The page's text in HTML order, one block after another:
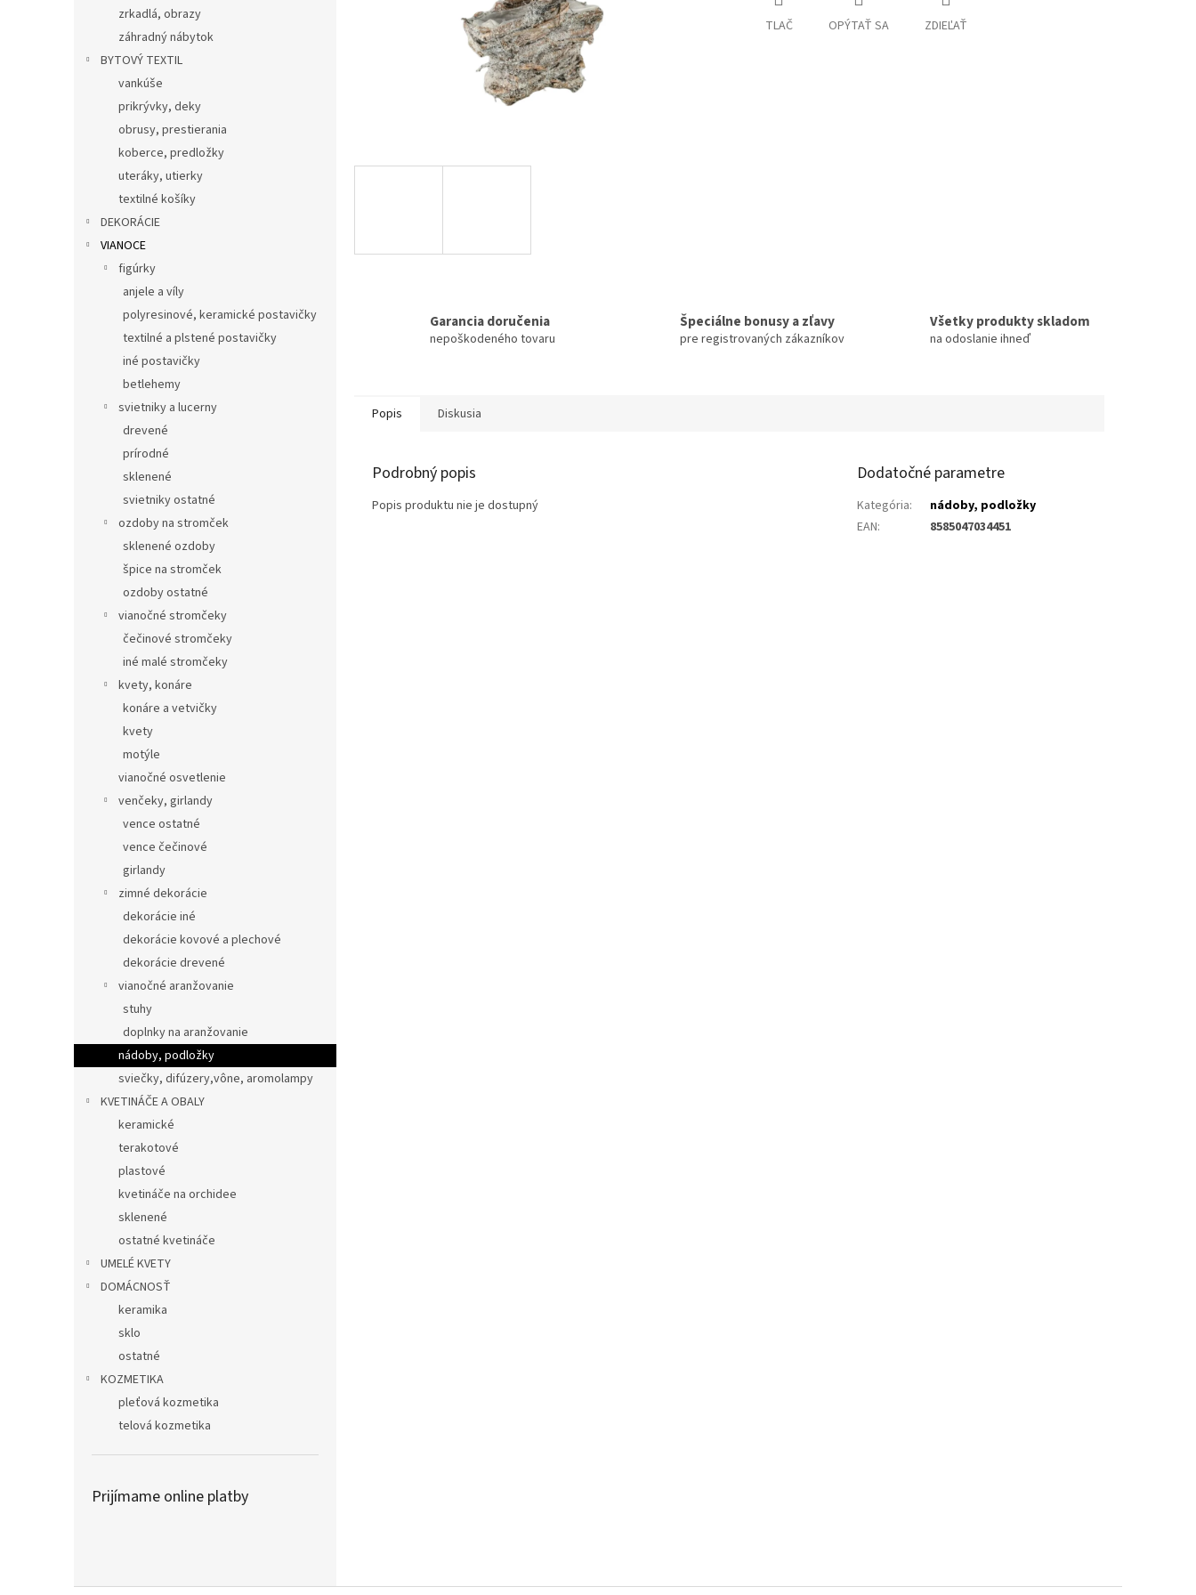
zrkadlá, obrazy
záhradný nábytok
BYTOVÝ TEXTIL
vankúše
prikrývky, deky
obrusy, prestierania
koberce, predložky
uteráky, utierky
textilné košíky
DEKORÁCIE
VIANOCE
figúrky
anjele a víly
polyresinové, keramické postavičky
textilné a plstené postavičky
iné postavičky
betlehemy
svietniky a lucerny
drevené
prírodné
sklenené
svietniky ostatné
ozdoby na stromček
sklenené ozdoby
špice na stromček
ozdoby ostatné
vianočné stromčeky
čečinové stromčeky
iné malé stromčeky
kvety, konáre
konáre a vetvičky
kvety
motýle
vianočné osvetlenie
venčeky, girlandy
vence ostatné
vence čečinové
girlandy
zimné dekorácie
dekorácie iné
dekorácie kovové a plechové
dekorácie drevené
vianočné aranžovanie
stuhy
doplnky na aranžovanie
nádoby, podložky
sviečky, difúzery,vône, aromolampy
KVETINÁČE A OBALY
keramické
terakotové
plastové
kvetináče na orchidee
sklenené
ostatné kvetináče
UMELÉ KVETY
DOMÁCNOSŤ
keramika
sklo
ostatné
KOZMETIKA
pleťová kozmetika
telová kozmetika
Prijímame online platby
TLAČ OPÝTAŤ SA ZDIEĽAŤ
Garancia doručenia
nepoškodeného tovaru
Špeciálne bonusy a zľavy
pre registrovaných zákazníkov
Všetky produkty skladom
na odoslanie ihneď
Popis Diskusia
Podrobný popis
Popis produktu nie je dostupný
Dodatočné parametre
Kategória:
nádoby, podložky
EAN: 8585047034451